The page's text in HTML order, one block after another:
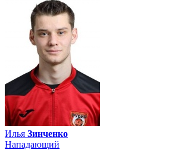
Илья Зинченко
Нападающий